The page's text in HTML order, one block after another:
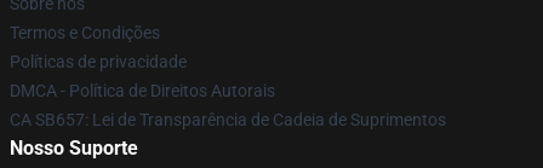
Termos e Condições
Políticas de privacidade
DMCA - Política de Direitos Autorais
CA SB657: Lei de Transparência de Cadeia de Suprimentos
Nosso Suporte